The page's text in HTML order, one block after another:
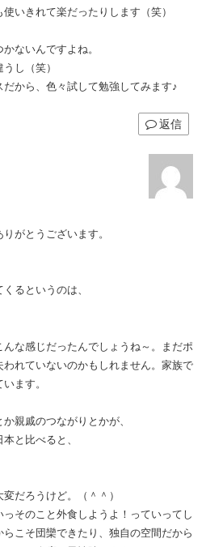
いきれて楽だったりします（笑）
ないんですよね。
し（笑）
から、色々試して勉強してみます♪
返信
がとうございます。
るというのは、
な感じだったんでしょうね～。まだポ
れていないのかもしれません。家族で
ます。
親戚のつながりとかが、
と比べると、
だろうけど。（＾＾）ゞ
そのこと外食しようよ！っていってし
こそ団欒できたり、独自の空間だから